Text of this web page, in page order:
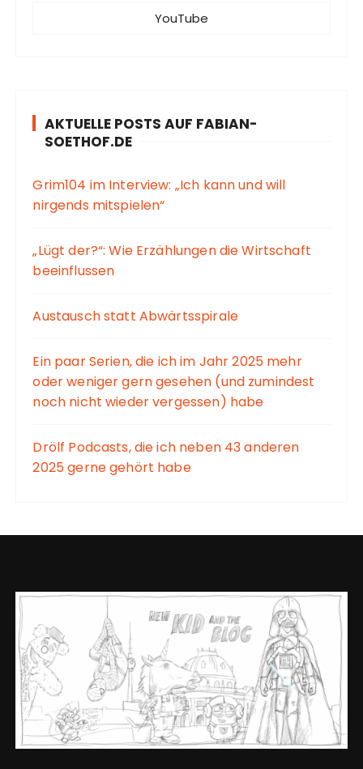
YouTube
AKTUELLE POSTS AUF FABIAN-
SOETHOF.DE
Grim104 im Interview: „Ich kann und will
nirgends mitspielen“
„Lügt der?“: Wie Erzählungen die Wirtschaft
beeinflussen
Austausch statt Abwärtsspirale
Ein paar Serien, die ich im Jahr 2025 mehr
oder weniger gern gesehen (und zumindest
noch nicht wieder vergessen) habe
Drölf Podcasts, die ich neben 43 anderen
2025 gerne gehört habe